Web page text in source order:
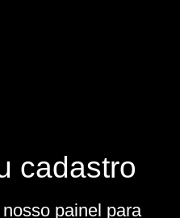
cadastro
painel para